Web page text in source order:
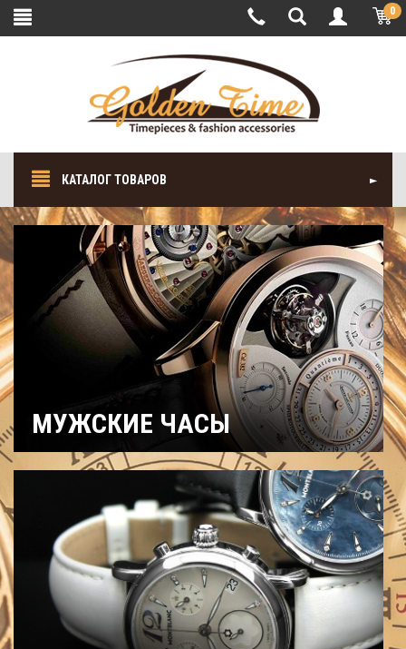
0
КАТАЛОГ ТОВАРОВ
МУЖСКИЕ ЧАСЫ
Рыбацкие
Охотничьи
Механические
Кварцевые
Хронографы
Электронные
Спортивные
Карманные
Дайверские Скелетоны